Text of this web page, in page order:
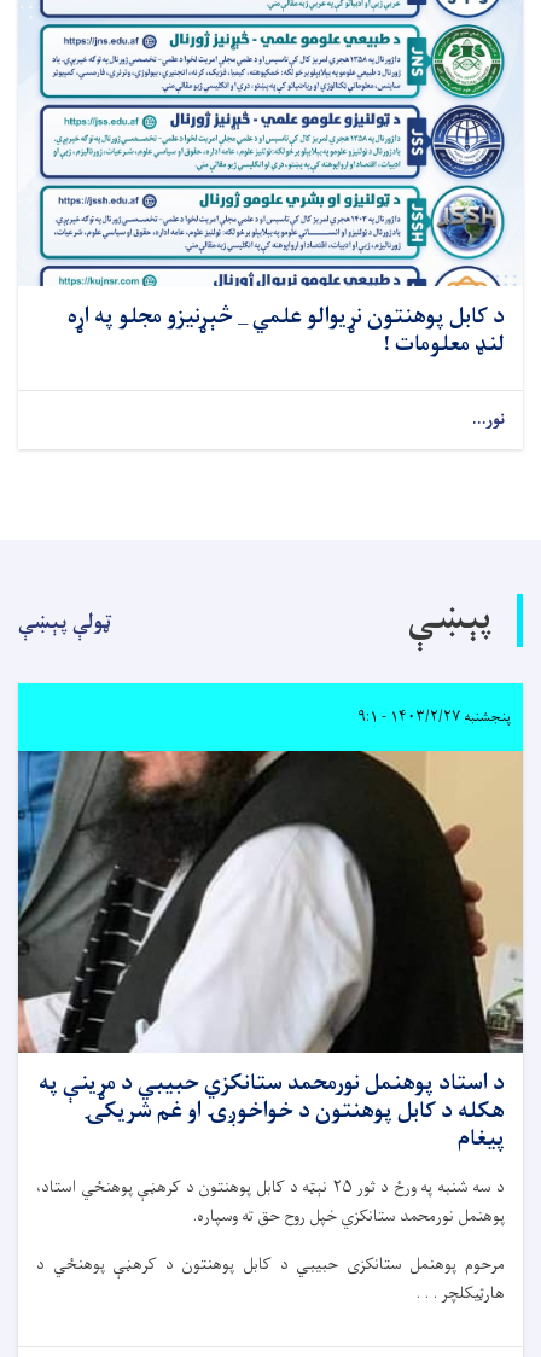
د کابل پوهنتون نړیوالو علمي _ څېړنیزو مجلو په اړه
لنډ معلومات !
نور...
پېښې ټولې پېښې
پنجشنبه ۱۴۰۳/۲/۲۷ - ۹:۱
د استاد پوهنمل نورمحمد ستانکزي حبیبي د مړینې په
هکله د کابل پوهنتون د خواخوږۍ او غم شریکۍ
پیغام
د سه شنبه په ورځ د ثور ۲۵ نېټه د کابل پوهنتون د کرهڼې پوهنځي استاد،
پوهنمل نورمحمد ستانکزي خپل روح حق ته وسپاره.
مرحوم پوهنمل ستانکزی حبیبي د کابل پوهنتون د کرهڼې پوهنځي د
هارټیکلچر . . .